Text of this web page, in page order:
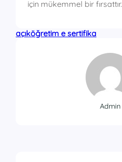
için mükemmel bir fırsattır.
açıköğretim e sertifika
Admin